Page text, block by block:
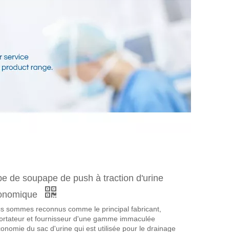
de soupape de push à traction d'urine
sommes reconnus comme le principal fabricant,
et fournisseur d'une gamme immaculée
du sac d'urine qui est utilisée pour le drainage